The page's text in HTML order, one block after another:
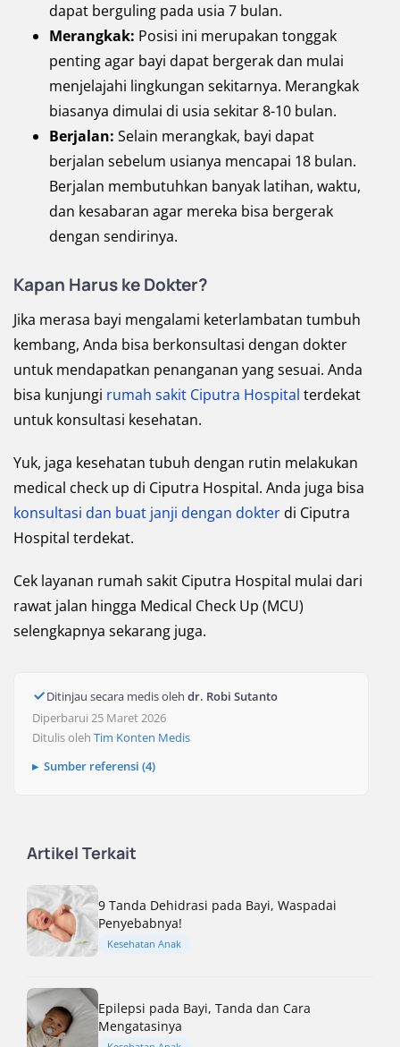
dapat berguling pada usia 7 bulan.
Merangkak: Posisi ini merupakan tonggak
penting agar bayi dapat bergerak dan mulai
menjelajahi lingkungan sekitarnya. Merangkak
biasanya dimulai di usia sekitar 8-10 bulan.
Berjalan: Selain merangkak, bayi dapat
berjalan sebelum usianya mencapai 18 bulan.
Berjalan membutuhkan banyak latihan, waktu,
dan kesabaran agar mereka bisa bergerak
dengan sendirinya.
Kapan Harus ke Dokter?
Jika merasa bayi mengalami keterlambatan tumbuh
kembang, Anda bisa berkonsultasi dengan dokter
untuk mendapatkan penanganan yang sesuai. Anda
bisa kunjungi rumah sakit Ciputra Hospital terdekat
untuk konsultasi kesehatan.
Yuk, jaga kesehatan tubuh dengan rutin melakukan
medical check up di Ciputra Hospital. Anda juga bisa
konsultasi dan buat janji dengan dokter di Ciputra
Hospital terdekat.
Cek layanan rumah sakit Ciputra Hospital mulai dari
rawat jalan hingga Medical Check Up (MCU)
selengkapnya sekarang juga.
Ditinjau secara medis oleh dr. Robi Sutanto
Diperbarui 25 Maret 2026
Ditulis oleh Tim Konten Medis
Sumber referensi (4)
Artikel Terkait
9 Tanda Dehidrasi pada Bayi, Waspadai
Penyebabnya!
Kesehatan Anak
Epilepsi pada Bayi, Tanda dan Cara
Mengatasinya